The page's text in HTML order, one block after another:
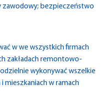
zawodowy; bezpieczeństwo
w we wszystkich firmach
zakładach remontowo-
wykonywać wszelkie
mieszkaniach w ramach